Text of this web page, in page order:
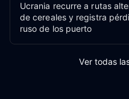
Ucrania recurre a rutas
de cereales y registra
ruso de los puerto
Ver todas